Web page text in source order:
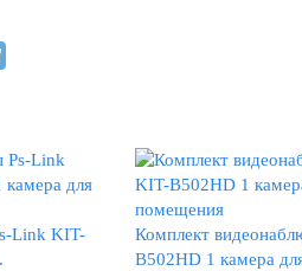
Link KIT-
Комплект
B502HD 1 камера